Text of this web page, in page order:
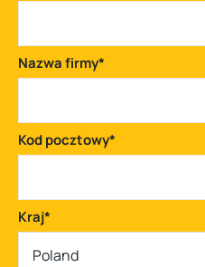
Nazwa firmy*
Kod pocztowy*
Kraj*
Poland